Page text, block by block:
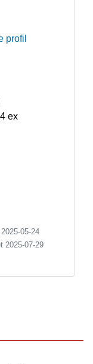
profil
ex
05-24
2025-07-29